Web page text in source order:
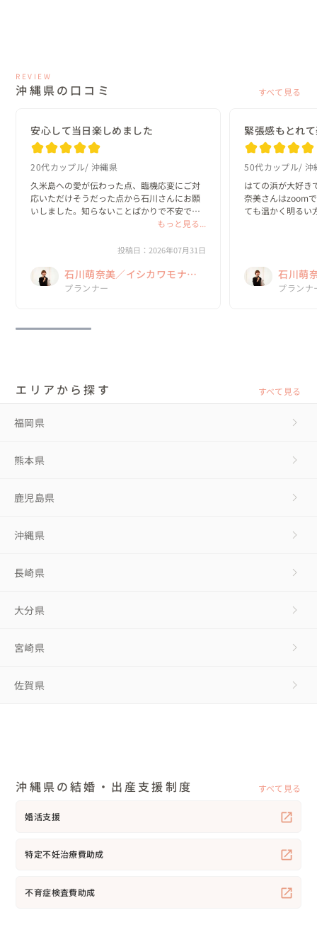
REVIEW
沖縄県の口コミ すべて見る
安心して当日楽しめました
20代カップル 沖縄県
久米島への愛が伝わった点、臨機応変にご対
応いただけそうだった点から石川さんにお願
いしました。知らないことばかりで不安でし
たが、丁寧に回答してくださり安心して当日
すが、なんとかお天気にも恵まれて素敵な思
もっと見る...
投稿日：2026年07月31日
石川萌奈美／イシカワモナ
ミ Kume La Chic クメラシッ
プランナー
緊張感もとれ
50代カップル 沖
はての浜が大好き
奈美さんはzoom
ても温かく明るい
石川萌
ミ
プランナ
エリアから探す すべて見る
福岡県
熊本県
鹿児島県
沖縄県
長崎県
大分県
宮崎県
佐賀県
沖縄県の結婚・出産支援制度 すべて見る
婚活支援
特定不妊治療費助成
不育症検査費助成